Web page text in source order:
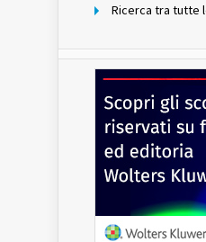
Ricerca tra tutte